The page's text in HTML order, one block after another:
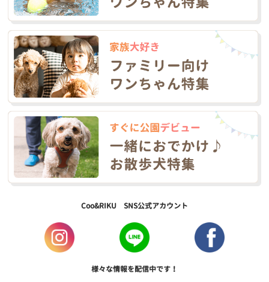
Coo&RIKU SNS公式アカウント
様々な情報を配信中です！